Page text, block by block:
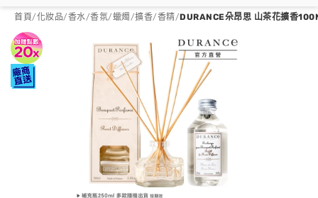
首頁/化妝品/香水/香氛/蠟燭/擴香/香精/DURANCE朵昂思 山茶花擴香